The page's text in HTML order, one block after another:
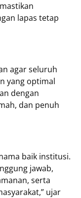
lapas tetap
agar seluruh
yang optimal
dengan
dan penuh
baik institusi.
jawab,
serta
ujar